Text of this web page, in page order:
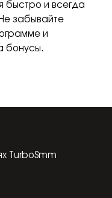
быстро и всегда
забывайте
и
бонусы.
TurboSmm